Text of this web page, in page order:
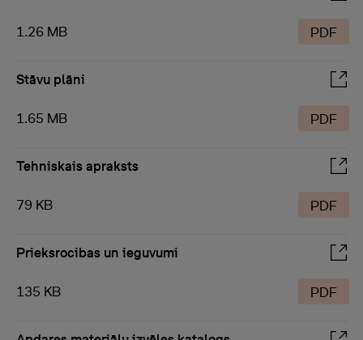
1.26 MB PDF
Stāvu plāni
1.65 MB PDF
Tehniskais apraksts
79 KB PDF
Prieksrocibas un ieguvumi
135 KB PDF